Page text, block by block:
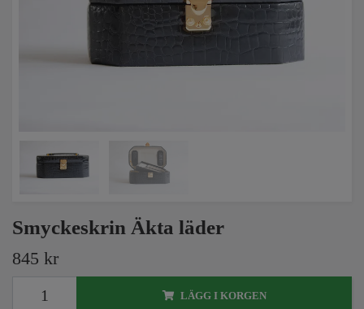
Smyckeskrin Äkta läder
845 kr
LÄGG I KORGEN